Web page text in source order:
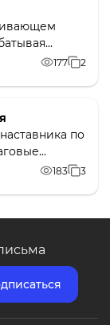
177 2
по
183 3